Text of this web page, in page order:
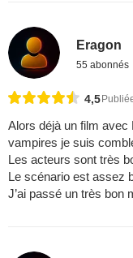
Eragon
55 abonnés
4,5
Alors déjà un film
vampires je suis
Les acteurs sont très
Le scénario est assez
J’ai passé un très bon